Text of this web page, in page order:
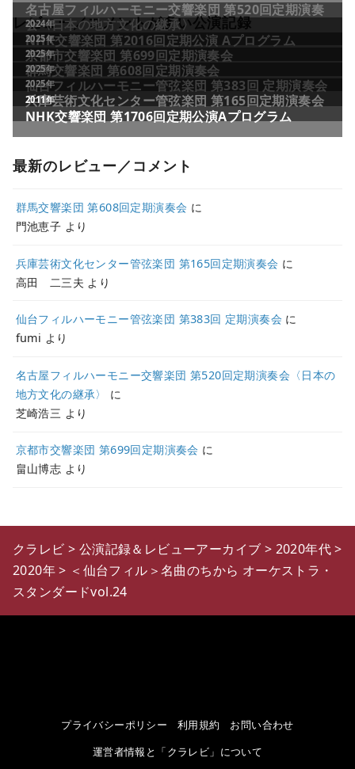
レビュー／コメントが多い公演記録
最新のレビュー／コメント
群馬交響楽団 第608回定期演奏会 に
門池恵子 より
兵庫芸術文化センター管弦楽団 第165回定期演奏会 に
高田 二三夫 より
仙台フィルハーモニー管弦楽団 第383回 定期演奏会 に
fumi より
名古屋フィルハーモニー交響楽団 第520回定期演奏会〈日本の
地方文化の継承〉
に
芝崎浩三 より
京都市交響楽団 第699回定期演奏会 に
畠山博志 より
クラレビ > 公演記録＆レビューアーカイブ > 2020年代>
2020年> ＜仙台フィル＞名曲のちから オーケストラ・
スタンダードvol.24
プライバシーポリシー 利用規約
お問い合わせ
運営者情報と「クラレビ」について